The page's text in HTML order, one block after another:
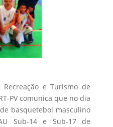
e Turismo de
PV comunica que no dia
basquetebol masculino
Sub-14 e Sub-17 de